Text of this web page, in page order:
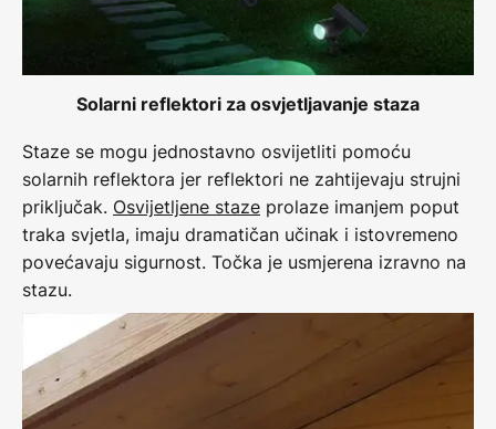
Solarni reflektori za osvjetljavanje staza
Staze se mogu jednostavno osvijetliti pomoću
solarnih reflektora jer reflektori ne zahtijevaju strujni
priključak. Osvijetljene staze prolaze imanjem poput
traka svjetla, imaju dramatičan učinak i istovremeno
povećavaju sigurnost. Točka je usmjerena izravno na
stazu.